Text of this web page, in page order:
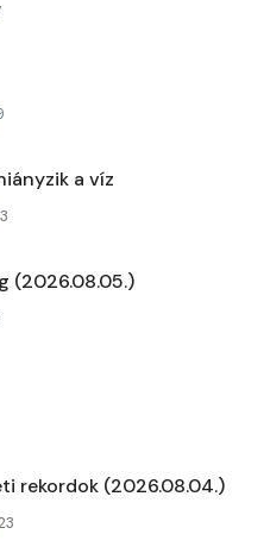
a víz
(2026.08.05.)
rekordok (2026.08.04.)